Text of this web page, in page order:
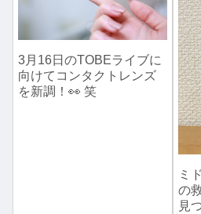
3月16日のTOBEライブに
向けてコンタクトレンズ
を新調！👀 笑
ミ
の
見